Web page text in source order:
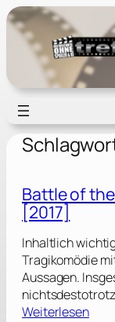
Zum
Inhalt
springen
Battle of
[2017]
Inhaltlich
Tragikomödie
Aussagen.
Weiterlesen: